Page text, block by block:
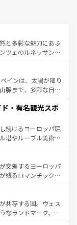
と多彩な魅力にあふ
ツェのルネッサンス
アマルフィ海岸の絶
の合間には、本場の
理を堪能することも
い旅をしてみよう！
インは、太陽が降り
脈まで、多彩な自然
ラメンコ、熱気あふ
活の一部となってい
気や、バルセロナの
代ローマ遺跡や中世
るスペインはその個
する。 なお、新着のスペイン情報は コ
・有名観光スポ
続けるヨーロッパ屈
塔やルーブル美術館
な宮殿、歴史的な大
然が、訪れる者を心
の国としても知ら
ス、プロヴァンスの
しみ方が可能だ。さ
ており、どの街角に
交差するヨーロッパ
残るロマンチック街
きることがない。ベ
アルプスの絶景、そ
風景は必見。ビール
共存する国。ウェス
なランドマーク、歴